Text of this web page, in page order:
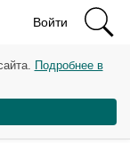
Войти
Подробнее в